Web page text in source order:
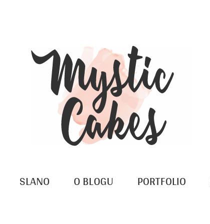
SLANO O BLOGU PORTFOLIO